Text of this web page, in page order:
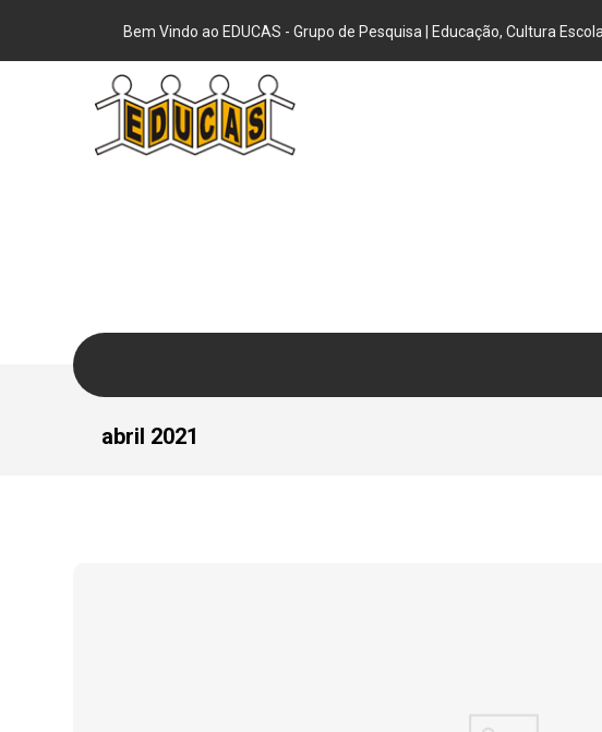
Bem Vindo ao EDUCAS - Grupo de Pesquisa | Educação, Cultura
abril 2021